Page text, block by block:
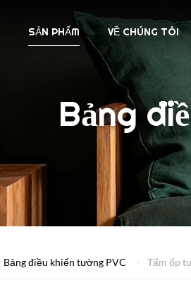
SẢN PHẨM VỀ CHÚNG TÔI
Bảng
Bảng điều khiển tường PVC Tấm ốp